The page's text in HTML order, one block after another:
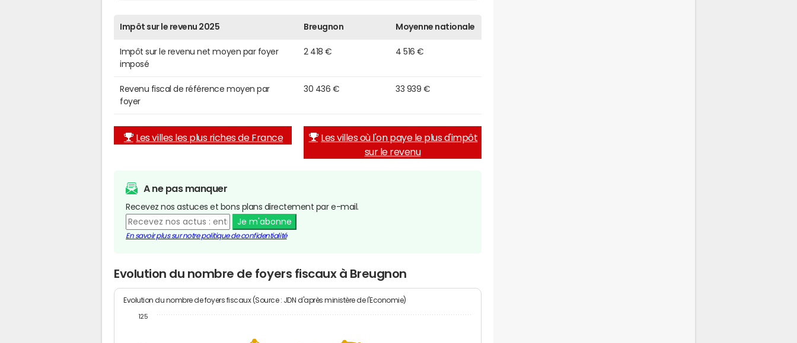
Impôt sur le revenu 2025 Breugnon Moyenne nationale
Impôt sur le revenu net moyen par foyer
imposé
2 418 € 4 516 €
Revenu fiscal de référence moyen par
foyer
30 436 € 33 939 €
Les villes les plus riches de France
Les villes où l'on paye le plus d'impôt
sur le revenu
A ne pas manquer
Recevez nos astuces et bons plans directement par e-mail.
Je m'abonne
En savoir plus sur notre politique de confidentialité
Evolution du nombre de foyers fiscaux à Breugnon
Evolution du nombre de foyers fiscaux (Source : JDN d'après ministère de l'Economie)
125